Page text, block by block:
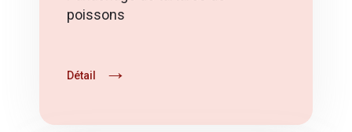
poissons
Détail